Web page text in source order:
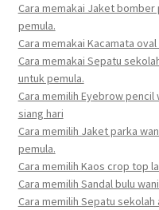
Cara memakai Jaket
pemula.
Cara memakai Kacamata
Cara memakai Sepatu
untuk pemula.
Cara memilih Eyebrow
siang hari
Cara memilih Jaket parka
pemula.
Cara memilih Kaos crop top
Cara memilih Sandal bulu
Cara memilih Sepatu